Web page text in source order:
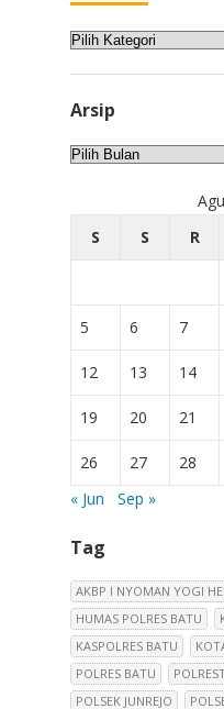
Kategori
Arsip
Arsip
S
S R
5 6 7
12 13 14
19 20 21
26 27 28
« Jun
Sep »
Tag
AKBP I NYOMAN YOGI
HUMAS POLRES BATU
KASPOLRES BATU
POLRES BATU
POLSEK JUNREJO